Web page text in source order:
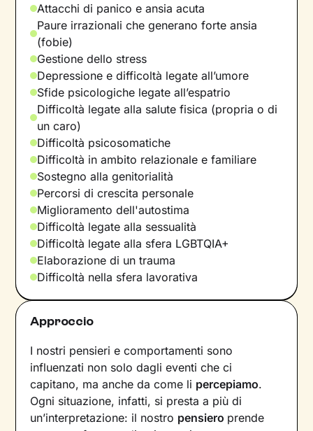
Attacchi di panico e ansia acuta
Paure irrazionali che generano forte ansia
(fobie)
Gestione dello stress
Depressione e difficoltà legate all’umore
Sfide psicologiche legate all’espatrio
Difficoltà legate alla salute fisica (propria o di
un caro)
Difficoltà psicosomatiche
Difficoltà in ambito relazionale e familiare
Sostegno alla genitorialità
Percorsi di crescita personale
Miglioramento dell'autostima
Difficoltà legate alla sessualità
Difficoltà legate alla sfera LGBTQIA+
Elaborazione di un trauma
Difficoltà nella sfera lavorativa
Approccio
I nostri pensieri e comportamenti sono
influenzati non solo dagli eventi che ci
capitano, ma anche da come li percepiamo.
Ogni situazione, infatti, si presta a più di
un’interpretazione: il nostro pensiero prende